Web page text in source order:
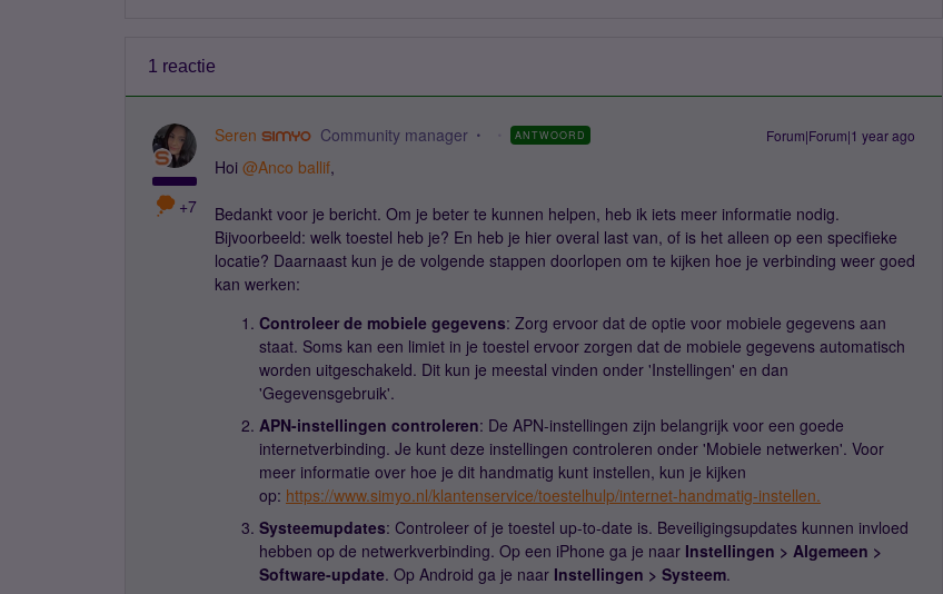
1 reactie
+7
Seren Community manager ANTWOORD Forum|Forum|1 year ago
Hoi ​ @Anco ballif,
Bedankt voor je bericht. Om je beter te kunnen helpen, heb ik iets meer informatie nodig.
Bijvoorbeeld: welk toestel heb je? En heb je hier overal last van, of is het alleen op een specifieke
locatie? Daarnaast kun je de volgende stappen doorlopen om te kijken hoe je verbinding weer goed
kan werken:
Controleer de mobiele gegevens: Zorg ervoor dat de optie voor mobiele gegevens aan
staat. Soms kan een limiet in je toestel ervoor zorgen dat de mobiele gegevens automatisch
worden uitgeschakeld. Dit kun je meestal vinden onder 'Instellingen' en dan
'Gegevensgebruik'.
APN-instellingen controleren: De APN-instellingen zijn belangrijk voor een goede
internetverbinding. Je kunt deze instellingen controleren onder 'Mobiele netwerken'. Voor
meer informatie over hoe je dit handmatig kunt instellen, kun je kijken
op: https://www.simyo.nl/klantenservice/toestelhulp/internet-handmatig-instellen.
Systeemupdates: Controleer of je toestel up-to-date is. Beveiligingsupdates kunnen invloed
hebben op de netwerkverbinding. Op een iPhone ga je naar Instellingen > Algemeen >
Software-update. Op Android ga je naar Instellingen > Systeem.